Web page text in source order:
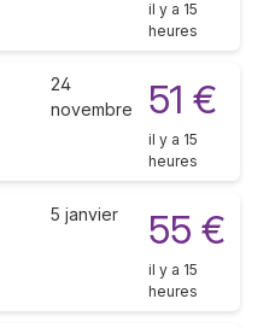
il y a 15
heures
24
novembre
51 €
il y a 15
heures
5 janvier 55 €
il y a 15
heures